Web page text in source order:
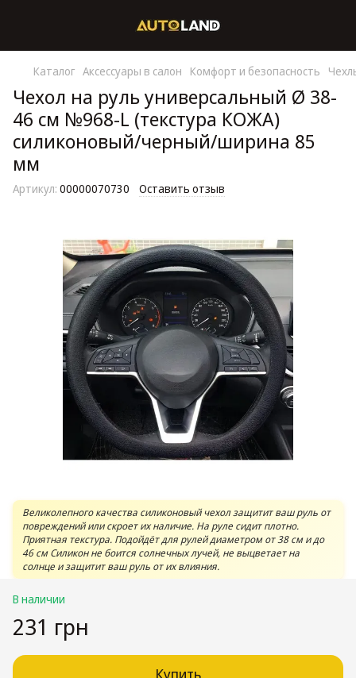
Каталог Аксессуары в салон Комфорт и безопасность
Чехол на руль универсальный Ø 38-
46 см №968-L (текстура КОЖА)
силиконовый/черный/ширина 85
мм
Артикул: 00000070730 Оставить отзыв
Великолепного качества силиконовый чехол защитит ваш руль от
повреждений или скроет их наличие. На руле сидит плотно.
Приятная текстура. Подойдёт для рулей диаметром от 38 см и до
46 см Силикон не боится солнечных лучей, не выцветает на
солнце и защитит ваш руль от их влияния.
В наличии
231 грн
Купить